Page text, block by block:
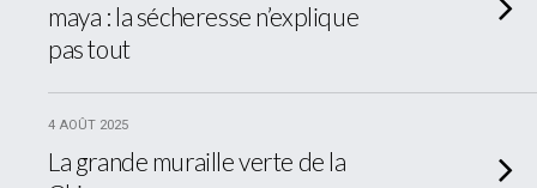
maya : la sécheresse n’explique
pas tout
4 AOÛT 2025
La grande muraille verte de la